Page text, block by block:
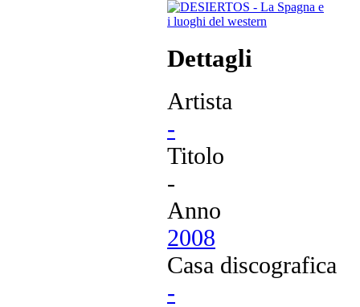
Dettagli
Artista
-
Titolo
-
Anno
2008
Casa discografica
-